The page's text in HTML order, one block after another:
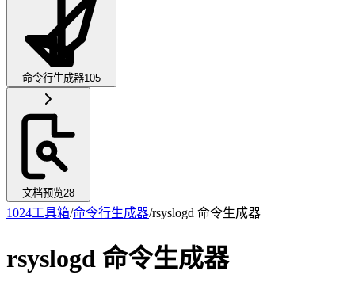
命令行生成器105
文档预览28
1024工具箱/命令行生成器/rsyslogd 命令生成器
rsyslogd 命令生成器